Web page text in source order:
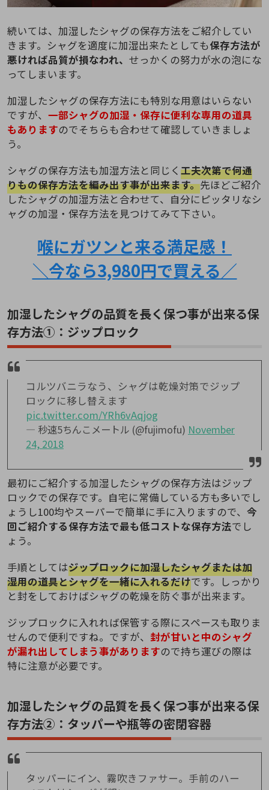
続いては、加湿したシャグの保存方法をご紹介してい
きます。シャグを適度に加湿出来たとしても保存方法が
悪ければ品質が損なわれ、 せっかくの努力が水の泡にな
ってしまいます。
加湿したシャグの保存方法にも特別な用意はいらない
ですが、 一部シャグの加湿・保存に便利な専用の道具
もありますのでそちらも合わせて確認していきましょ
う。
シャグの保存方法も加湿方法と同じく 工夫次第で何通
りもの保存方法を編み出す事が出来ます。先ほどご紹介
したシャグの加湿方法と合わせて、自分にピッタリなシ
ャグの加湿・保存方法を見つけてみて下さい。
喉にガツンと来る満足感！
＼今なら3,980円で買える／
加湿したシャグの品質を長く保つ事が出来る保
存方法①：ジップロック
コルツバニラなう、シャグは乾燥対策でジップ
ロックに移し替えます
pic.twitter.com/YRh6vAqjog
— 秒速5ちんこメートル (@fujimofu) November
24, 2018
最初にご紹介する加湿したシャグの保存方法はジップ
ロックでの保存です。自宅に常備している方も多いでし
ょうし100均やスーパーで簡単に手に入りますので、 今
回ご紹介する保存方法で最も低コストな保存方法でし
ょう。
手順としてはジップロックに加湿したシャグまたは加
湿用の道具とシャグを一緒に入れるだけです。しっかり
と封をしておけばシャグの乾燥を防ぐ事が出来ます。
ジップロックに入れれば保管する際にスペースも取りま
せんので便利ですね。ですが、 封が甘いと中のシャグ
が漏れ出してしまう事がありますので持ち運びの際は
特に注意が必要です。
加湿したシャグの品質を長く保つ事が出来る保
存方法②：タッパーや瓶等の密閉容器
タッパーにイン、霧吹きファサー。手前のハー